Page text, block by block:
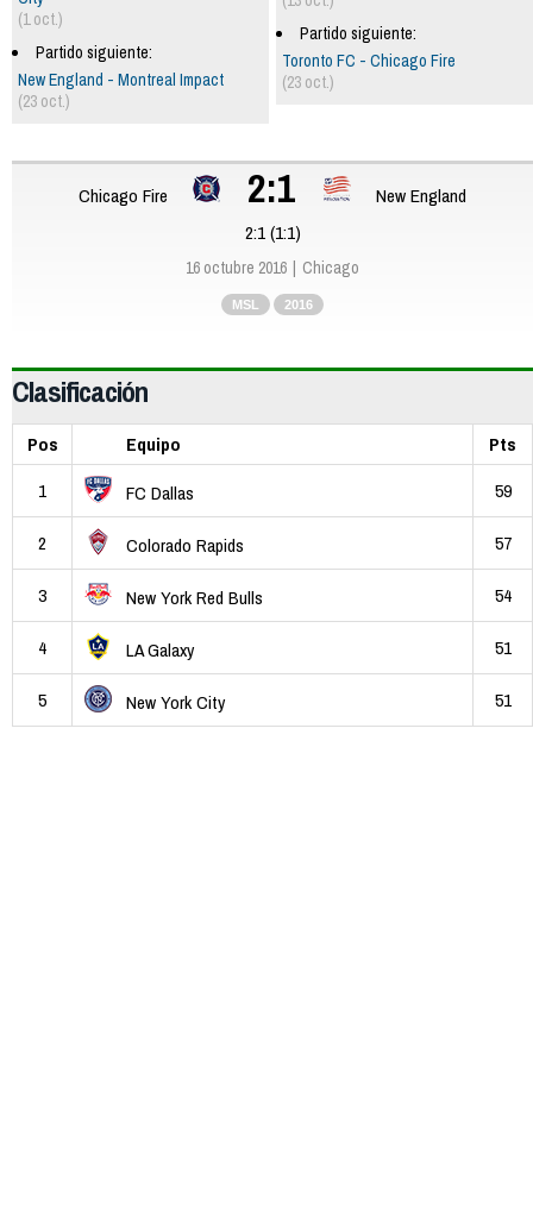
Partido siguiente:
Toronto FC - Chicago Fire
(23 oct.)
(1 oct.)
Partido siguiente:
New England - Montreal Impact
(23 oct.)
Chicago Fire 2:1
New England
2:1 (1:1)
16 octubre 2016 Chicago
MSL 2016
Clasificación
Pos Equipo
Pts
1
FC Dallas 59
2 Colorado Rapids 57
3 New York Red Bulls 54
4 LA Galaxy 51
5 New York City 51